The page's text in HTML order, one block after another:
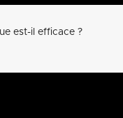
est-il efficace ?